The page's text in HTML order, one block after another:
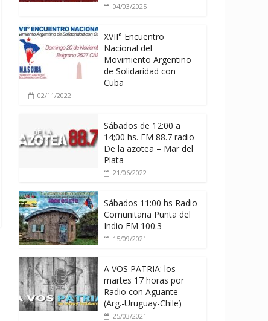
04/03/2025
XVII° Encuentro
Nacional del
Movimiento Argentino
de Solidaridad con
Cuba
02/11/2022
Sábados de 12:00 a
14;00 hs. FM 88.7 radio
De la azotea – Mar del
Plata
21/06/2022
Sábados 11:00 hs Radio
Comunitaria Punta del
Indio FM 100.3
15/09/2021
A VOS PATRIA: los
martes 17 horas por
Radio con Aguante
(Arg.-Uruguay-Chile)
25/03/2021